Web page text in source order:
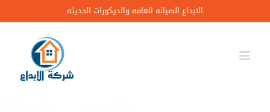
to
content
الابداع الصيانه العامه والديكورات الحديثه